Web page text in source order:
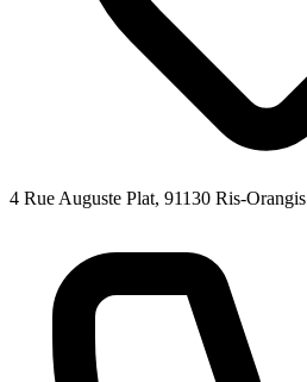
4 Rue Auguste Plat, 91130 Ris-Orangis